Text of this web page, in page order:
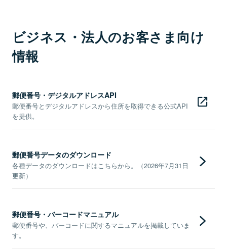
ビジネス・法人のお客さま向け
情報
郵便番号・デジタルアドレスAPI
郵便番号とデジタルアドレスから住所を取得できる公式API
を提供。
郵便番号データのダウンロード
各種データのダウンロードはこちらから。（2026年7月31日
更新）
郵便番号・バーコードマニュアル
郵便番号や、バーコードに関するマニュアルを掲載していま
す。